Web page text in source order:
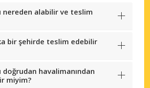
nereden alabilir ve teslim
bir şehirde teslim edebilir
doğrudan havalimanından
miyim?